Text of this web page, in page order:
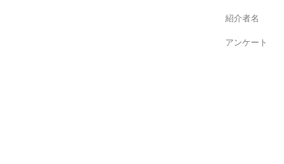
紹介者名
アンケート